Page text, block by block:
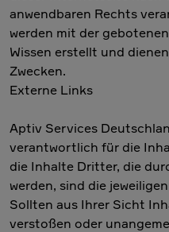
anwendbaren Rechts
werden mit der
Wissen erstellt und
Zwecken.
Externe Links
Aptiv Services
verantwortlich für die
die Inhalte Dritter, die
werden, sind die
Sollten aus Ihrer Sicht
verstoßen oder